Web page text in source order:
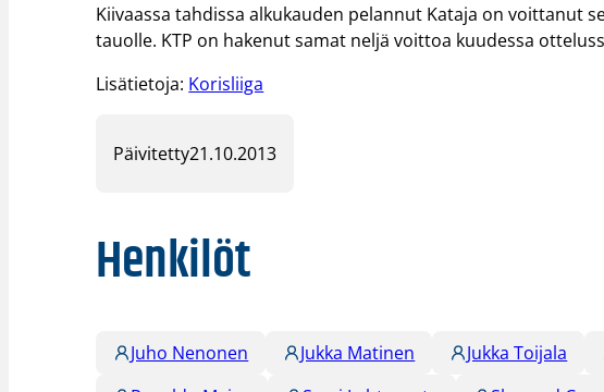
Kiivaassa tahdissa alkukauden pelannut Kataja on voittanut
tauolle. KTP on hakenut samat neljä voittoa kuudessa
Lisätietoja: Korisliiga
Päivitetty21.10.2013
Henkilöt
Juho Nenonen Jukka Matinen Jukka Toijala